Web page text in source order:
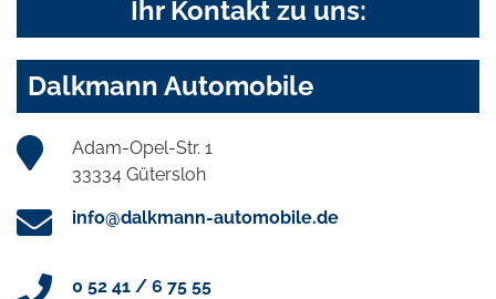
Ihr Kontakt zu uns:
Dalkmann Automobile
Adam-Opel-Str. 1
33334 Gütersloh
info@dalkmann-automobile.de
0 52 41 / 6 75 55